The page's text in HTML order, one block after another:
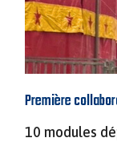
Première
10 modules